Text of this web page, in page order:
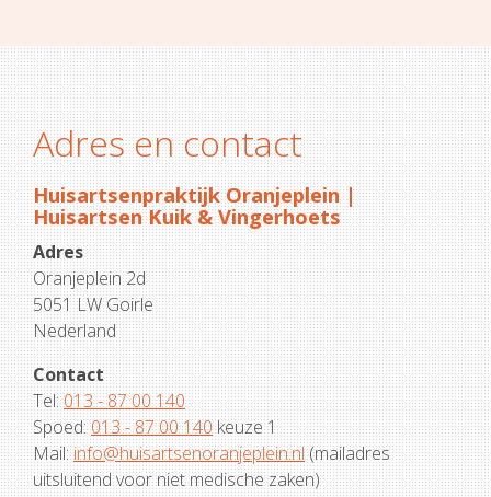
Adres en contact
Huisartsenpraktijk Oranjeplein |
Huisartsen Kuik & Vingerhoets
Adres
Oranjeplein 2d
5051 LW Goirle
Nederland
Contact
Tel:013 - 87 00 140
Spoed:013 - 87 00 140keuze 1
Mail:info@huisartsenoranjeplein.nl(mailadres
uitsluitend voor niet medische zaken)